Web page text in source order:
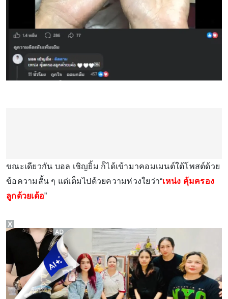
ขณะเดียวกัน บอล เชิญยิ้ม ก็ได้เข้ามาคอมเมนต์ใต้โพสต์ด้วย
ข้อความสั้น ๆ แต่เต็มไปด้วยความห่วงใยว่า“เหน่ง คุ้มครอง
ลูกด้วยเด้อ”
X